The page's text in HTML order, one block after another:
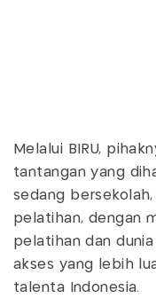
Melalui BIRU,
tantangan yang
sedang
pelatihan, dengan
pelatihan dan
akses yang lebih
talenta Indonesia.